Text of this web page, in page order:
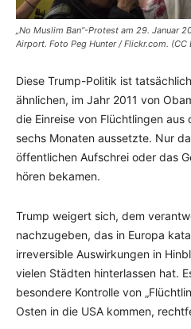
„No Muslim Ban“-Protest am 29. Januar
Airport. Foto Peg Hunter / Flickr.com. (CC
Diese Trump-Politik ist
ähnlichen, im Jahr 2011 von
die Einreise von Flüchtlingen
sechs Monaten aussetzte. Nur
öffentlichen Aufschrei oder das
hören bekamen.
Trump weigert sich, dem
nachzugeben, das in Europa
irreversible Auswirkungen in
vielen Städten hinterlassen hat.
besondere Kontrolle von
Osten in die USA kommen,